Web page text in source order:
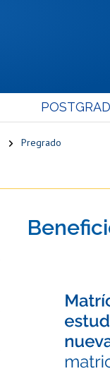
Pregrado